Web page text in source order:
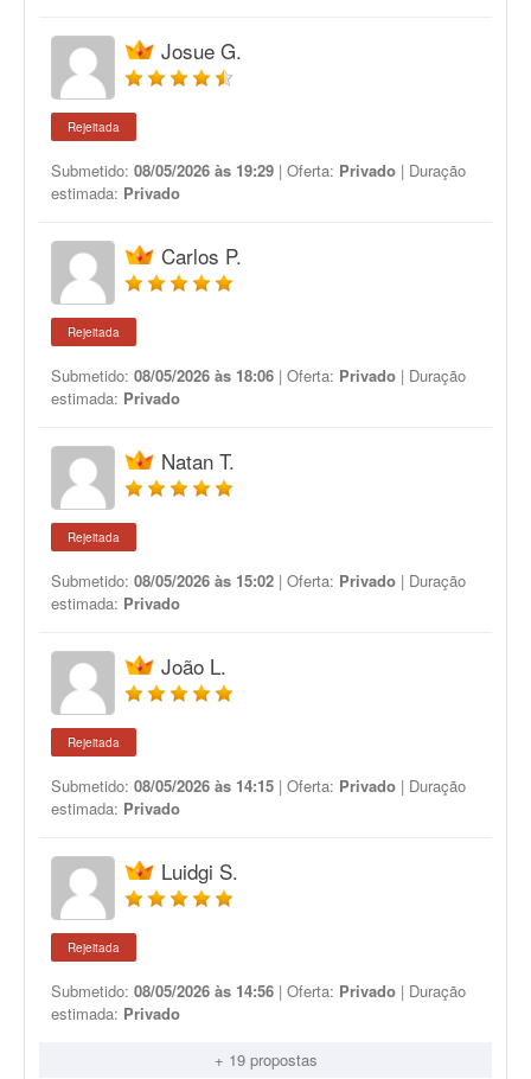
Josue G.
Rejeitada
Submetido: 08/05/2026 às 19:29 | Oferta: Privado | Duração
estimada: Privado
Carlos P.
Rejeitada
Submetido: 08/05/2026 às 18:06 | Oferta: Privado | Duração
estimada: Privado
Natan T.
Rejeitada
Submetido: 08/05/2026 às 15:02 | Oferta: Privado | Duração
estimada: Privado
João L.
Rejeitada
Submetido: 08/05/2026 às 14:15 | Oferta: Privado | Duração
estimada: Privado
Luidgi S.
Rejeitada
Submetido: 08/05/2026 às 14:56 | Oferta: Privado | Duração
estimada: Privado
+ 19 propostas